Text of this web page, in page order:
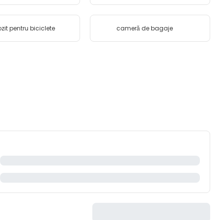
pentru biciclete cameră de bagaje